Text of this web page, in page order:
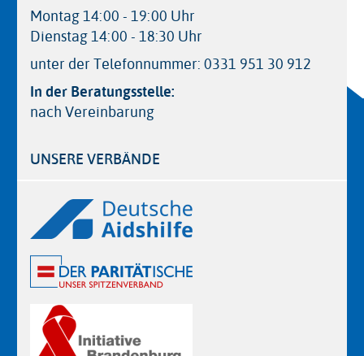
Montag 14:00 - 19:00 Uhr
Dienstag 14:00 - 18:30 Uhr
unter der Telefonnummer: 0331 951 30 912
In der Beratungsstelle:
nach Vereinbarung
UNSERE VERBÄNDE
Logos